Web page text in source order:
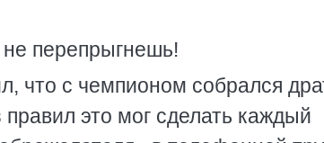
перепрыгнешь!
что с чемпионом собрался
это мог сделать каждый